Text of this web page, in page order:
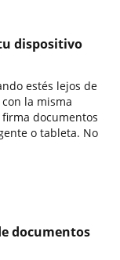
dispositivo
estés lejos de
la misma
documentos
o tableta. No
documentos